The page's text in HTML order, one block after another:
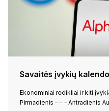
Savaitės įvykių
Ekonominiai rodikliai ir kiti
Pirmadienis – – – Antradienis